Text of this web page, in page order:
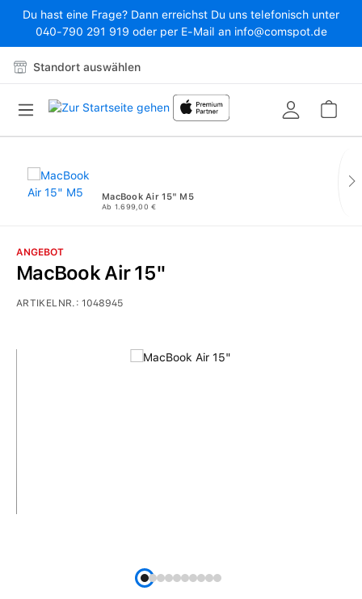
Zum Hauptinhalt springen
Du hast eine Frage? Dann erreichst Du uns telefonisch unter
040-790 291 919 oder per E-Mail an info@comspot.de
Standort auswählen
MacBook Air 15" M5
Ab 1.699,00 €
Bildergalerie überspringen
ANGEBOT
MacBook Air 15"
ARTIKELNR.:1048945